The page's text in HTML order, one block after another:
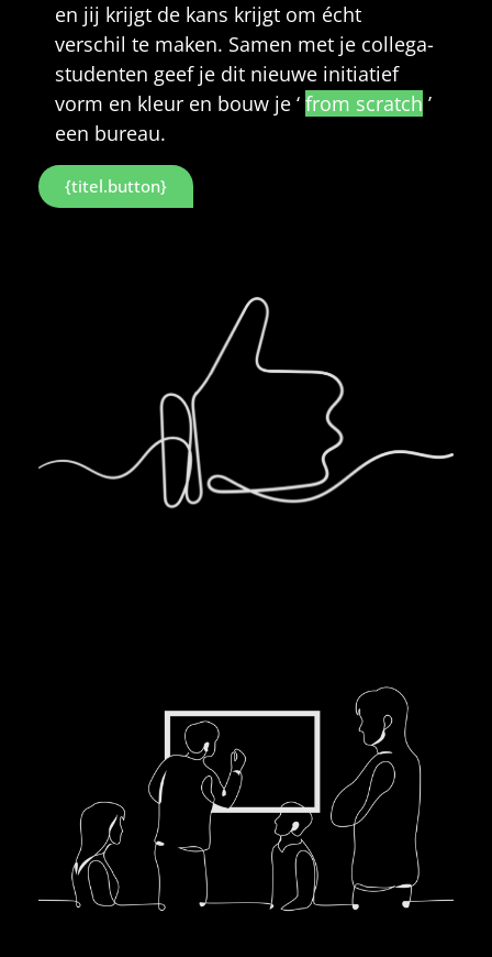
en jij krijgt de kans krijgt om écht
verschil te maken. Samen met je collega-
studenten geef je dit nieuwe initiatief
vorm en kleur en bouw je ‘ from scratch ’
een bureau.
{titel.button}